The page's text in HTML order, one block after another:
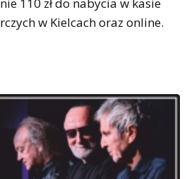
w Kielcach oraz online.